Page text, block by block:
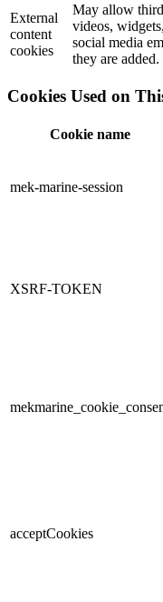
External
content
cookies
May allow
videos,
social media
they are added.
Cookies Used on
Cookie name
mek-marine-session
XSRF-TOKEN
acceptCookies